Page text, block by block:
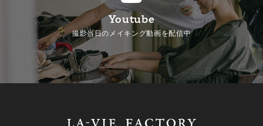
Youtube
撮影当日のメイキング動画を配信中